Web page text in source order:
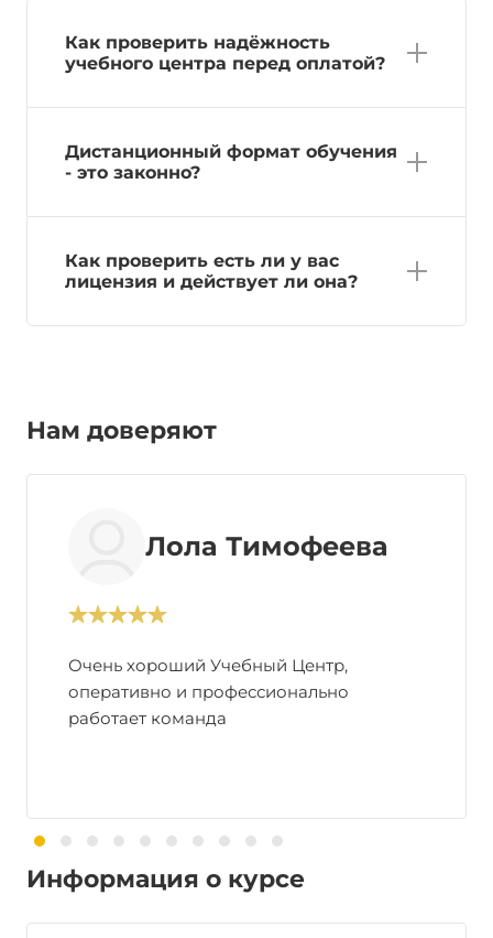
Как проверить надёжность
учебного центра перед оплатой?
Дистанционный формат обучения
- это законно?
Как проверить есть ли у вас
лицензия и действует ли она?
Нам доверяют
Лола Тимофеева
Очень хороший Учебный Центр,
оперативно и профессионально
работает команда
Информация о курсе